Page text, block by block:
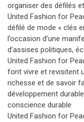
organiser des défilés
United Fashion for
défilé de mode « clés
l’occasion d’une
d’assises politiques,
United Fashion for
font vivre et revisitent
richesse et de savoir
développement
conscience durable
United Fashion for